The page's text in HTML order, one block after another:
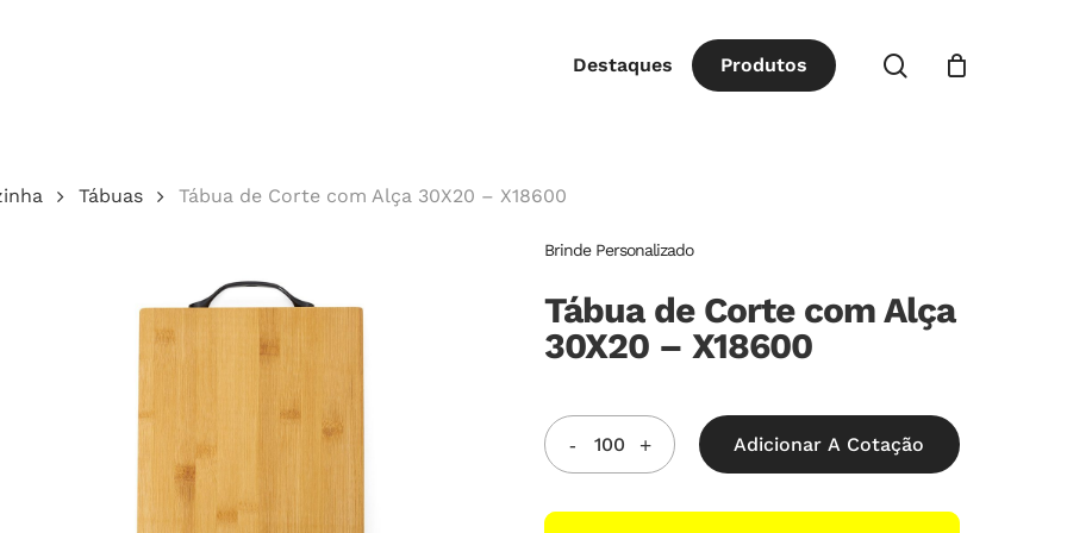
Destaques Produtos procurar
Tábuas Tábua de Corte com Alça 30X20 – X18600
Brinde Personalizado
Tábua de Corte com Alça
30X20 – X18600
Adicionar A Cotação